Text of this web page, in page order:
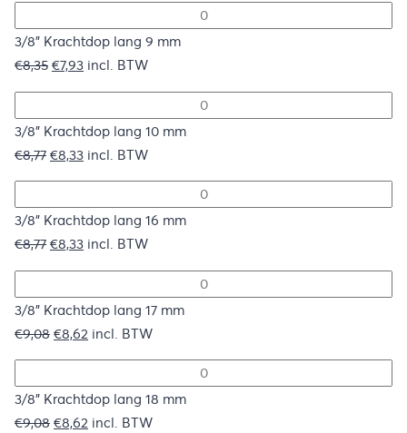
€8,35.€7,93.
3/8" Krachtdop lang 9 mm
€8,35 Oorspronkelijke
€8,35.
€7,93Huidige
€7,93.
incl. BTW
3/8" Krachtdop lang 10 mm
€8,77 Oorspronkelijke
€8,77.
€8,33Huidige
€8,33.
incl. BTW
3/8" Krachtdop lang 16 mm
€8,77 Oorspronkelijke
€8,77.
€8,33Huidige
€8,33.
incl. BTW
3/8" Krachtdop lang 17 mm
€9,08 Oorspronkelijke
€9,08.
€8,62 Huidige
€8,62.
incl. BTW
3/8" Krachtdop lang 18 mm
€9,08 Oorspronkelijke
€8,62 Huidige
incl. BTW